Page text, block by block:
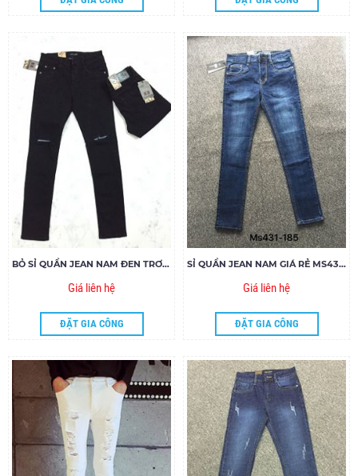
BỎ SỈ QUẦN JEAN NAM ĐEN TRƠN RÁCH GỐI MS354-J155
Giá liên hệ
ĐẶT GIA CÔNG
SỈ QUẦN JEAN NAM GIÁ RẺ MS431-G185
Giá liên hệ
ĐẶT GIA CÔNG